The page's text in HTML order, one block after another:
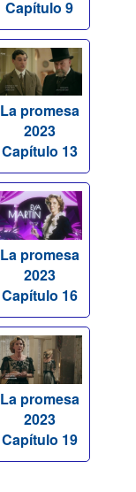
Capítulo 9
La promesa
2023
Capítulo 13
La promesa
2023
Capítulo 16
La promesa
2023
Capítulo 19